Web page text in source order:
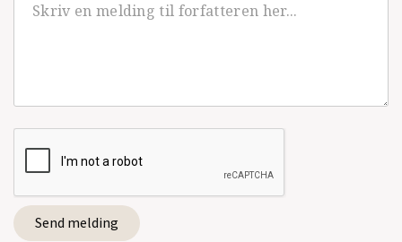
33(2014)
Monstermenneske(Oktober, Roman, 2012)
Jo fortere jeg går, jo mindre er jeg
Roman, 2009)